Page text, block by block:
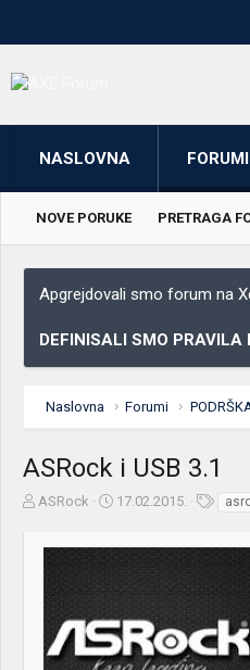
NASLOVNA FORUMI
NOVE PORUKE PRETRAGA
Apgrejdovali smo forum na
DEFINISALI SMO
Naslovna Forumi
ASRock i USB 3.1
Z
ASRock
D
u
o
k
r
17.02.2015.
e